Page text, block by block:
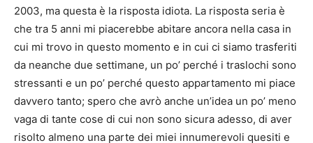
2003, ma questa è la risposta idiota. La risposta seria è
che tra 5 anni mi piacerebbe abitare ancora nella casa in
cui mi trovo in questo momento e in cui ci siamo trasferiti
da neanche due settimane, un po’ perché i traslochi sono
stressanti e un po’ perché questo appartamento mi piace
davvero tanto; spero che avrò anche un’idea un po’ meno
vaga di tante cose di cui non sono sicura adesso, di aver
risolto almeno una parte dei miei innumerevoli quesiti e